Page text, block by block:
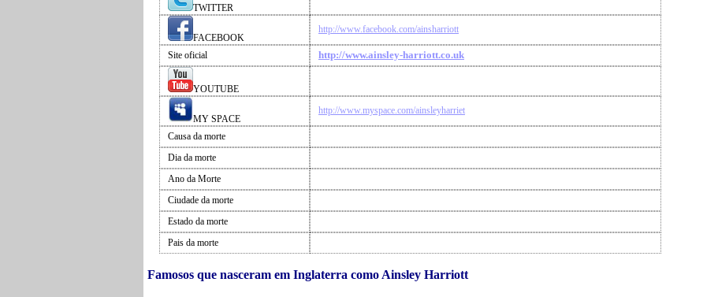
TWITTER
FACEBOOK
http://www.facebook.com/ainsharriott
Site oficial http://www.ainsley-harriott.co.uk
YOUTUBE
MY SPACE
http://www.myspace.com/ainsleyharriet
Causa da morte
Dia da morte
Ano da Morte
Ciudade da morte
Estado da morte
Pais da morte
Famosos que nasceram em Inglaterra como Ainsley Harriott